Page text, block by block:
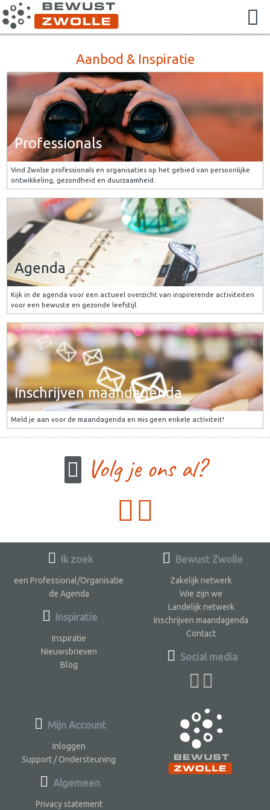
Aanbod & Inspiratie
Professionals
Vind Zwolse professionals en organisaties op het gebied van persoonlijke
ontwikkeling, gezondheid en duurzaamheid.
Agenda
Kijk in de agenda voor een actueel overzicht van inspirerende activiteiten
voor een bewuste en gezonde leefstijl.
Inschrijven maandagenda
Meld je aan voor de maandagenda en mis geen enkele activiteit!
Volg je ons al?
Ik zoek
een Professional/Organisatie
de Agenda
Inspiratie
Inspiratie
Nieuwsbrieven
Blog
Bewust Zwolle
Zakelijk netwerk
Wie zijn we
Landelijk netwerk
Inschrijven maandagenda
Contact
Social media
Mijn Account
Inloggen
Support / Ondersteuning
Algemeen
Privacy statement